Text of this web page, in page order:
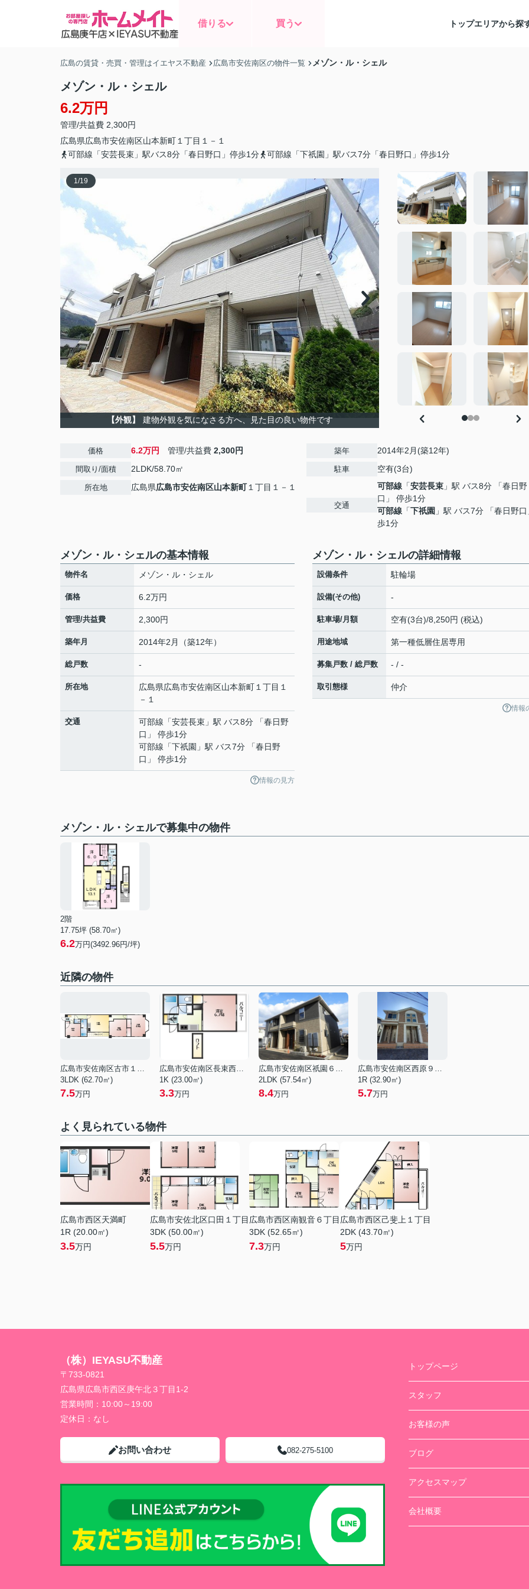
借りる 買う トップエリアから探
広島の賃貸・売買・管理はイエヤス不動産 広島市安佐南区の物件一覧 メゾン・ル・シェル
メゾン・ル・シェル
6.2万円
管理/共益費 2,300円
広島県広島市安佐南区山本新町 １丁目１－１
可部線「安芸長束」駅バス8分「春日野口」停歩1分
可部線「下祇園」駅バス7分「春日野口」停歩1分
1/19
【外観】 建物外観を気になさる方へ、見た目の良い物件です
価格 6.2万円 管理/共益費 2,300円
間取り/面積 2LDK/58.70㎡
所在地 広島県広島市安佐南区山本新町１丁目１－１
築年 2014年2月(築12年)
駐車 空有(3台)
交通
可部線 「安芸長束 」駅 バス8分 「春日野
口」 停歩1分
可部線 「下祇園 」駅 バス7分 「春日野
歩1分
メゾン・ル・シェルの基本情報
物件名 メゾン・ル・シェル
価格 6.2万円
管理/共益費 2,300円
築年月 2014年2月（築12年）
総戸数 -
所在地 広島県広島市安佐南区山本新町 １丁目１
－１
交通 可部線 「安芸長束 」駅 バス8分 「春日野
口」 停歩1分
可部線 「下祇園 」駅 バス7分 「春日野
口」 停歩1分
情報の見方
メゾン・ル・シェルの詳細情報
設備条件 駐輪場
設備(その他) -
駐車場/月額 空有(3台)/8,250円 (税込)
用途地域 第一種低層住居専用
募集戸数 / 総戸数 - / -
取引態様 仲介
情報
メゾン・ル・シェルで募集中の物件
2階
17.75坪 (58.70㎡)
6.2万円(3492.96円/坪)
近隣の物件
広島市安佐南区古市１丁目
3LDK (62.70㎡)
7.5万円
広島市安佐南区長束西１丁目
1K (23.00㎡)
3.3万円
広島市安佐南区祇園６丁目
2LDK (57.54㎡)
8.4万円
広島市安佐南区西原９丁目
1R (32.90㎡)
5.7万円
よく見られている物件
広島市西区天満町
1R (20.00㎡)
3.5万円
広島市安佐北区口田１丁目
3DK (50.00㎡)
5.5万円
広島市西区南観音６丁目
3DK (52.65㎡)
7.3万円
広島市西区己斐上１丁目
2DK (43.70㎡)
5万円
（株）IEYASU不動産
〒733-0821
広島県広島市西区庚午北３丁目1-2
営業時間： 10:00～19:00
定休日： なし
お問い合わせ 082-275-5100
トップページ
スタッフ
お客様の声
ブログ
アクセスマップ
会社概要